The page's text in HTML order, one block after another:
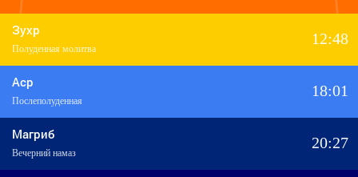
Зухр
Полуденная молитва
12:48
Аср
Послеполуденная
18:01
Магриб
Вечерний намаз
20:27